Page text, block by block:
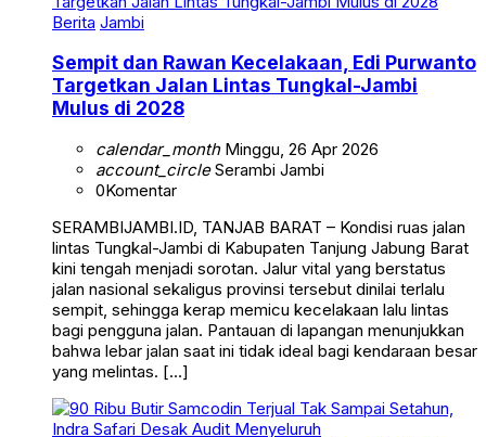
Berita Jambi
Sempit dan Rawan Kecelakaan, Edi Purwanto
Targetkan Jalan Lintas Tungkal-Jambi
Mulus di 2028
calendar_monthMinggu, 26 Apr 2026
account_circleSerambi Jambi
0Komentar
SERAMBIJAMBI.ID, TANJAB BARAT – Kondisi ruas jalan
lintas Tungkal-Jambi di Kabupaten Tanjung Jabung Barat
kini tengah menjadi sorotan. Jalur vital yang berstatus
jalan nasional sekaligus provinsi tersebut dinilai terlalu
sempit, sehingga kerap memicu kecelakaan lalu lintas
bagi pengguna jalan. Pantauan di lapangan menunjukkan
bahwa lebar jalan saat ini tidak ideal bagi kendaraan besar
yang melintas. […]